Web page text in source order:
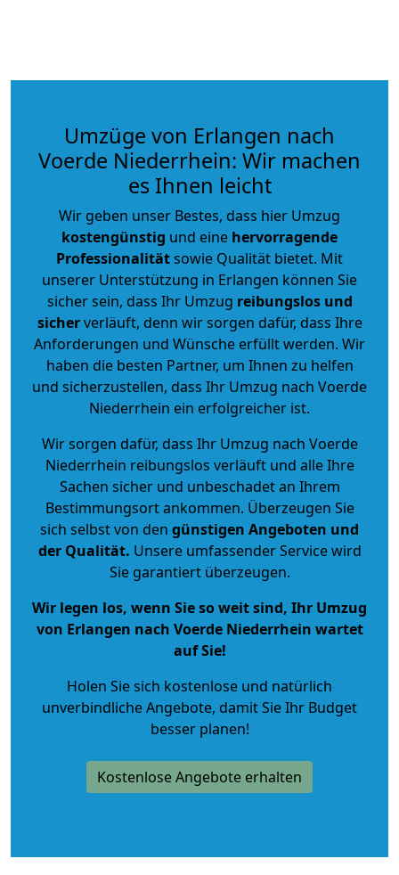
Umzüge von Erlangen nach
Voerde Niederrhein: Wir machen
es Ihnen leicht
Wir geben unser Bestes, dass hier Umzug
kostengünstig und eine hervorragende
Professionalitätsowie Qualität bietet. Mit
unserer Unterstützung in Erlangen können Sie
sicher sein, dass Ihr Umzug reibungslos und
sicherverläuft, denn wir sorgen dafür, dass Ihre
Anforderungen und Wünsche erfüllt werden. Wir
haben die besten Partner, um Ihnen zu helfen
und sicherzustellen, dass Ihr Umzug nach Voerde
Niederrhein ein erfolgreicher ist.
Wir sorgen dafür, dass Ihr Umzug nach Voerde
Niederrhein reibungslos verläuft und alle Ihre
Sachen sicher und unbeschadet an Ihrem
Bestimmungsort ankommen. Überzeugen Sie
sich selbst von den günstigen Angeboten und
der Qualität. Unsere umfassender Service wird
Sie garantiert überzeugen.
Wir legen los, wenn Sie so weit sind, Ihr Umzug
von Erlangen nach Voerde Niederrhein wartet
auf Sie!
Holen Sie sich kostenlose und natürlich
unverbindliche Angebote, damit Sie Ihr Budget
besser planen!
Kostenlose Angebote erhalten